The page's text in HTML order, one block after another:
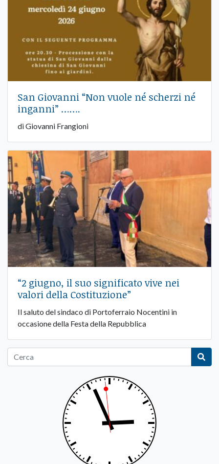
San Giovanni “Non vuole né scherzi né
inganni” …….
di Giovanni Frangioni
“2 giugno, il suo significato vive nei
valori della Costituzione”
Il saluto del sindaco di Portoferraio Nocentini in
occasione della Festa della Repubblica